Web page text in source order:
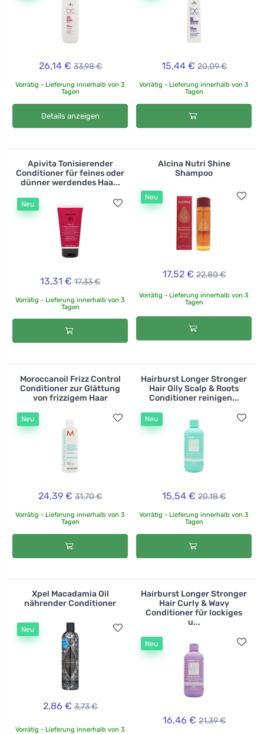
26,14 € 33,98 €
Vorrätig - Lieferung innerhalb von 3
Tagen
Details anzeigen
15,44 € 20,09 €
Vorrätig - Lieferung innerhalb von 3
Tagen
Apivita Tonisierender
Conditioner für feines oder
dünner werdendes Haa...
Neu
13,31 € 17,33 €
Vorrätig - Lieferung innerhalb von 3
Tagen
Alcina Nutri Shine
Shampoo
Neu
17,52 € 22,80 €
Vorrätig - Lieferung innerhalb von 3
Tagen
Moroccanoil Frizz Control
Conditioner zur Glättung
von frizzigem Haar
Neu
24,39 € 31,70 €
Vorrätig - Lieferung innerhalb von 3
Tagen
Hairburst Longer Stronger
Hair Oily Scalp & Roots
Conditioner reinigen...
Neu
15,54 € 20,18 €
Vorrätig - Lieferung innerhalb von 3
Tagen
Xpel Macadamia Oil
nährender Conditioner
Neu
2,86 € 3,73 €
Vorrätig - Lieferung innerhalb von 3
Hairburst Longer Stronger
Hair Curly & Wavy
Conditioner für lockiges
u...
Neu
16,46 € 21,39 €